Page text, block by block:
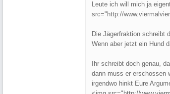
Leute ich will mich ja
src="http://
Die Jägerfraktion schreibt
Wenn aber jetzt ein Hund
Ihr schreibt doch genau,
dann muss er erschossen
irgendwo hinkt Eure